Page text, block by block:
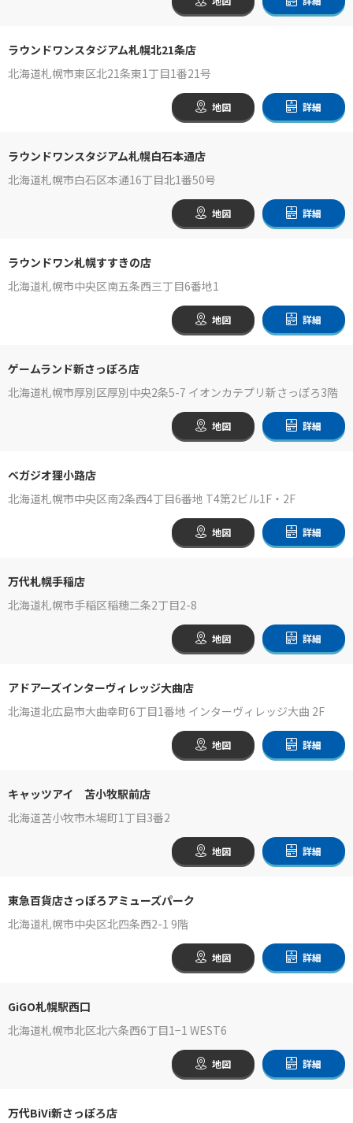
ラウンドワンスタジアム札幌北21条店
北海道札幌市東区北21条東1丁目1番21号
地図 詳細
ラウンドワンスタジアム札幌白石本通店
北海道札幌市白石区本通16丁目北1番50号
地図 詳細
ラウンドワン札幌すすきの店
北海道札幌市中央区南五条西三丁目6番地1
地図 詳細
ゲームランド新さっぽろ店
北海道札幌市厚別区厚別中央2条5-7 イオンカテプリ新さっぽろ3階
地図 詳細
ベガジオ狸小路店
北海道札幌市中央区南2条西4丁目6番地 T4第2ビル1F・2F
地図 詳細
万代札幌手稲店
北海道札幌市手稲区稲穂二条2丁目2-8
地図 詳細
アドアーズインターヴィレッジ大曲店
北海道北広島市大曲幸町6丁目1番地 インターヴィレッジ大曲 2F
地図 詳細
キャッツアイ 苫小牧駅前店
北海道苫小牧市木場町1丁目3番2
地図 詳細
東急百貨店さっぽろアミューズパーク
北海道札幌市中央区北四条西2-1 9階
地図 詳細
GiGO札幌駅西口
北海道札幌市北区北六条西6丁目1−1 WEST6
地図 詳細
万代BiVi新さっぽろ店